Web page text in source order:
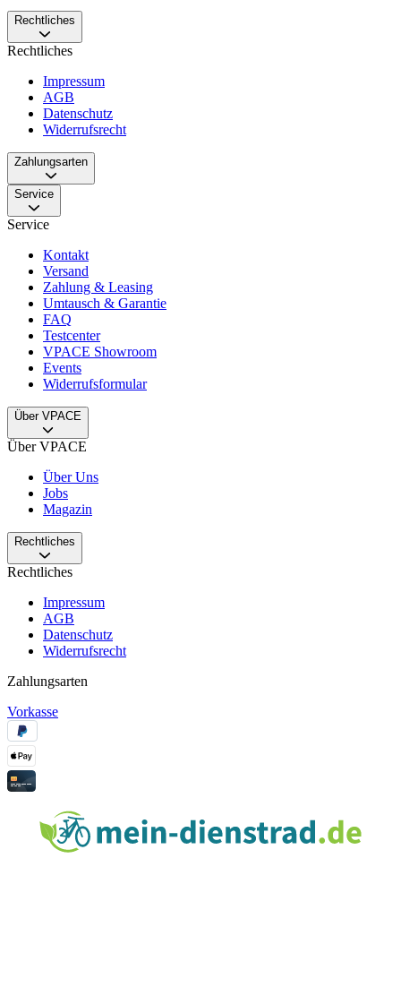
Rechtliches
Rechtliches
Impressum
AGB
Datenschutz
Widerrufsrecht
Zahlungsarten
Service
Service
Kontakt
Versand
Zahlung & Leasing
Umtausch & Garantie
FAQ
Testcenter
VPACE Showroom
Events
Widerrufsformular
Über VPACE
Über VPACE
Über Uns
Jobs
Magazin
Rechtliches
Rechtliches
Impressum
AGB
Datenschutz
Widerrufsrecht
Zahlungsarten
Vorkasse